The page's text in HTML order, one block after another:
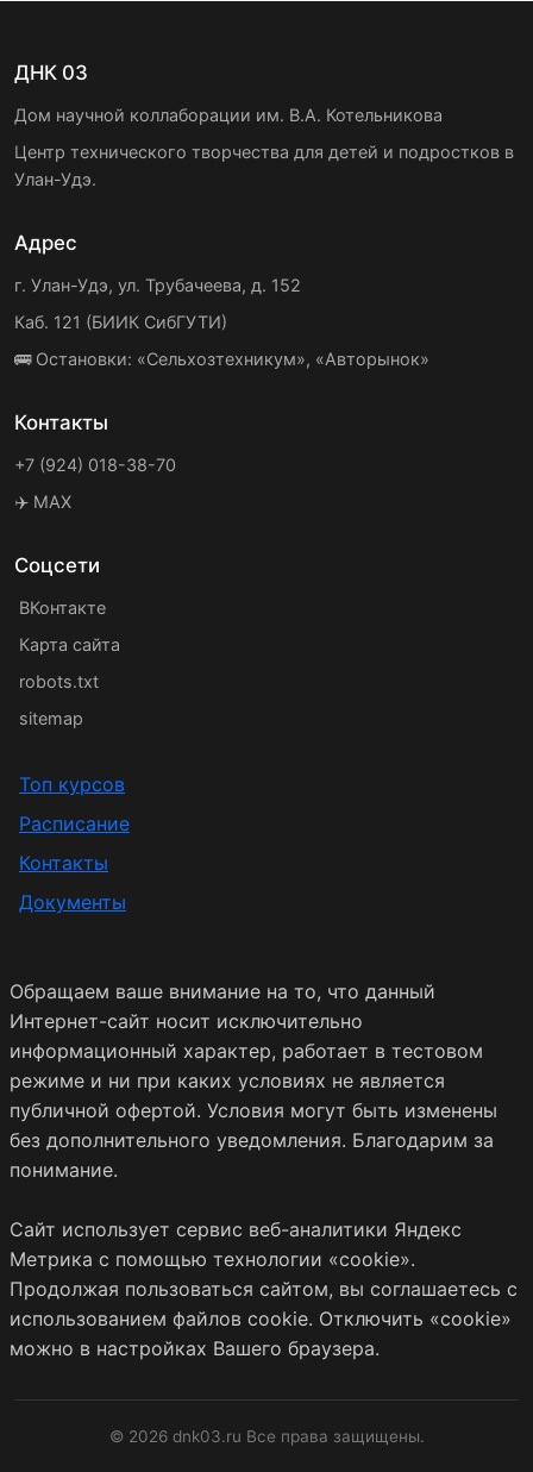
ДНК 03
Дом научной коллаборации им. В.А. Котельникова
Центр технического творчества для детей и подростков в
Улан-Удэ.
Адрес
г. Улан-Удэ, ул. Трубачеева, д. 152
Каб. 121 (БИИК СибГУТИ)
🚌 Остановки: «Сельхозтехникум», «Авторынок»
Контакты
+7 (924) 018-38-70
✈️ MAX
Соцсети
ВКонтакте
Карта сайта
robots.txt
sitemap
Топ курсов
Расписание
Контакты
Документы
Обращаем ваше внимание на то, что данный
Интернет-сайт носит исключительно
информационный характер, работает в тестовом
режиме и ни при каких условиях не является
публичной офертой. Условия могут быть изменены
без дополнительного уведомления. Благодарим за
понимание.
Сайт использует сервис веб-аналитики Яндекс
Метрика с помощью технологии «cookie».
Продолжая пользоваться сайтом, вы соглашаетесь с
использованием файлов cookie. Отключить «cookie»
можно в настройках Вашего браузера.
© 2026 dnk03.ru Все права защищены.